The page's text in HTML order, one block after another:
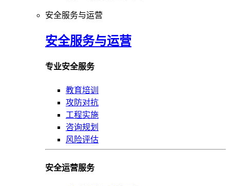
安全服务与运营
安全服务与运营
专业安全服务
教育培训
攻防对抗
工程实施
咨询规划
风险评估
安全运营服务